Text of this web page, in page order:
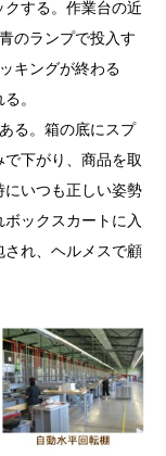
する。作業台の近
のランプで投入す
キングが終わる
。
る。箱の底にスプ
下がり、商品を取
いつも正しい姿勢
ックスカートに入
れ、ヘルメスで顧